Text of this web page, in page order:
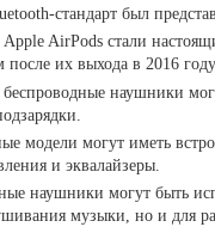
стандарт был
AirPods стали
их выхода в 2016
наушники
модели могут иметь
и эквалайзеры.
наушники могут быть
музыки, но и для